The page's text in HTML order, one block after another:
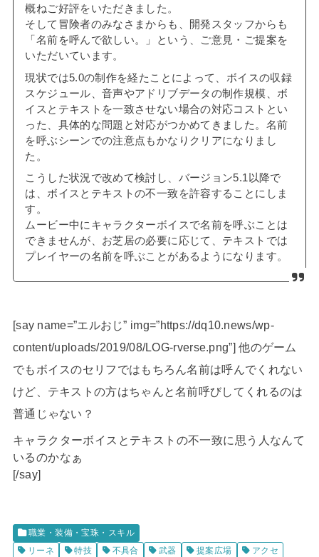
概ねご好評をいただきました。
そして冒険者のみなさまからも、開発スタッフからも
「名前を呼んで欲しい。」という、ご意見・ご提案を
いただいています。
現状では5.0の制作を経たことによって、ボイスの収録
スケジュール、音声やアドリブデータの制作規模、ボ
イスとテキストを一致させない場合の対応コストとい
った、具体的な問題と対応がつかめてきました。名前
を呼ぶシーンでの注意点もかなりクリアになりまし
た。
こうした状況で改めて検討し、バージョン5.1以降で
は、ボイスとテキストの不一致を許容することにしま
す。
ムービー中にキャラクターボイスで名前を呼ぶことは
できませんが、お芝居の必要に応じて、テキストでは
プレイヤーの名前を呼ぶことがあるようになります。
[say name=”エルおじ” img=”https://dq10.news/wp-
content/uploads/2019/08/LOG-rverse.png”] 他のゲーム
でもボイスのセリフではもちろん名前は呼んでくれない
けど、テキストの方はちゃんと名前呼びしてくれるのは
普通じゃない？
キャラクターボイスとテキストの不一致に思う人なんて
いるのかなぁ
[/say]
職業・装備・宝珠・スキル
リーネ
特技 不具合 武器 提案広場
アクセ